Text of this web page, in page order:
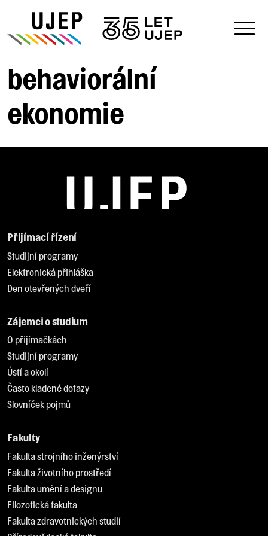
behaviorální
ekonomie
Přijímací řízení
Studijní programy
Elektronická přihláška
Den otevřených dveří
Zájemci o studium
O přijímačkách
Studijní programy
Ústí a okolí
Často kladené dotazy
Slovníček pojmů
Fakulty
Fakulta strojního inženýrství
Fakulta životního prostředí
Fakulta umění a designu
Filozofická fakulta
Fakulta zdravotnických studií